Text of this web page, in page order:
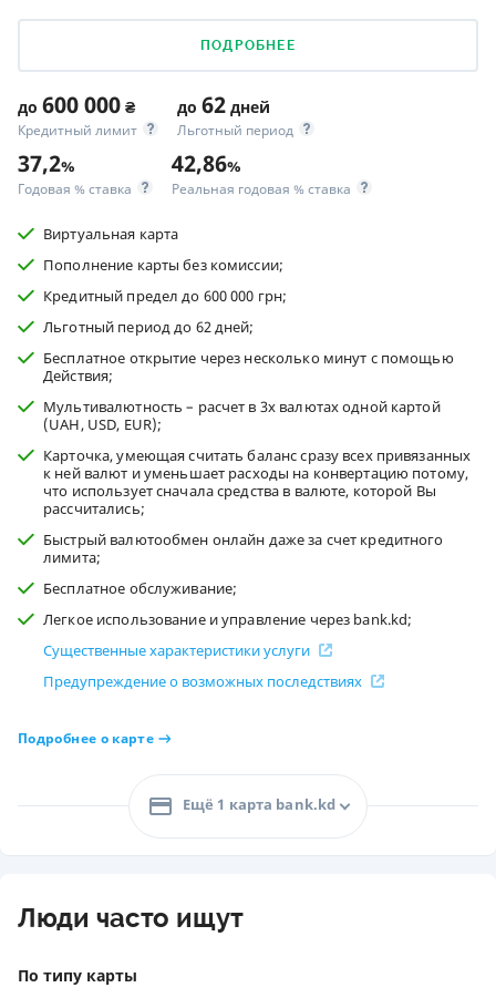
ПОДРОБНЕЕ
до 600 000 ₴
Кредитный лимит
до 62 дней
Льготный период
37,2%
Годовая % ставка
42,86%
Реальная годовая % ставка
Виртуальная карта
Пополнение карты без комиссии;
Кредитный предел до 600 000 грн;
Льготный период до 62 дней;
Бесплатное открытие через несколько минут с помощью
Действия;
Мультивалютность – расчет в 3х валютах одной картой
(UAH, USD, EUR);
Карточка, умеющая считать баланс сразу всех привязанных
к ней валют и уменьшает расходы на конвертацию потому,
что использует сначала средства в валюте, которой Вы
рассчитались;
Быстрый валютообмен онлайн даже за счет кредитного
лимита;
Бесплатное обслуживание;
Легкое использование и управление через bank.kd;
Существенные характеристики услуги
Предупреждение о возможных последствиях
Подробнее о карте
Ещё 1 карта bank.kd
Люди часто ищут
По типу карты